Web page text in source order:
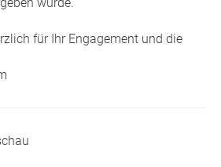
für Ihr Engagement und die